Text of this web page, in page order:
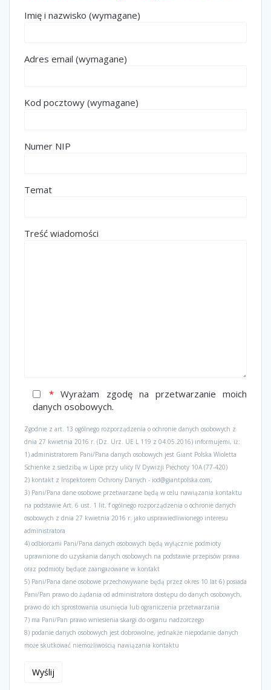
Imię i nazwisko (wymagane)
Adres email (wymagane)
Kod pocztowy (wymagane)
Numer NIP
Temat
Treść wiadomości
*Wyrażam zgodę na przetwarzanie moich
danych osobowych.
Zgodnie z art. 13 ogólnego rozporządzenia o ochronie danych osobowych z
dnia 27 kwietnia 2016 r. (Dz. Urz. UE L 119 z 04.05.2016) informujemi, iż:
1) administratorem Pani/Pana danych osobowych jest Giant Polska Wioletta
Schienke z siedzibą w Lipce przy ulicy IV Dywizji Piechoty 10A (77-420)
2) kontakt z Inspektorem Ochrony Danych - iod@giantpolska.com,
3) Pani/Pana dane osobowe przetwarzane będą w celu nawiązania kontaktu
na podstawie Art. 6 ust. 1 lit. f ogólnego rozporządzenia o ochronie danych
osobowych z dnia 27 kwietnia 2016 r. jako usprawiedliwionego interesu
administratora
4) odbiorcami Pani/Pana danych osobowych będą wyłącznie podmioty
uprawnione do uzyskania danych osobowych na podstawie przepisów prawa
oraz podmioty będące zaangażowane w kontakt
5) Pani/Pana dane osobowe przechowywane będą przez okres 10 lat 6) posiada
Pani/Pan prawo do żądania od administratora dostępu do danych osobowych,
prawo do ich sprostowania usunięcia lub ograniczenia przetwarzania
7) ma Pani/Pan prawo wniesienia skargi do organu nadzorczego
8) podanie danych osobowych jest dobrowolne, jednakże niepodanie danych
może skutkować niemożliwością nawiązania kontaktu